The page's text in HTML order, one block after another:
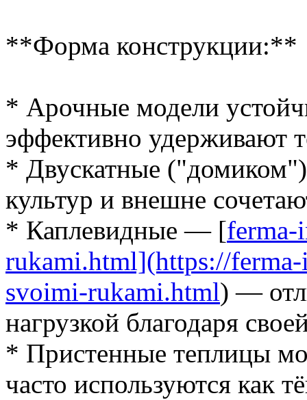
**Форма конструкции:**
* Арочные модели
эффективно удерживают
* Двускатные
культур и внешне
* Каплевидные — [
rukami.html](https://
svoimi-rukami.html) —
нагрузкой благодаря
* Пристенные теплицы
часто используются как